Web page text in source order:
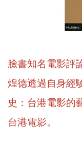
臉書知名電影評
煌德透過自身經
史：台港電影的
台港電影。